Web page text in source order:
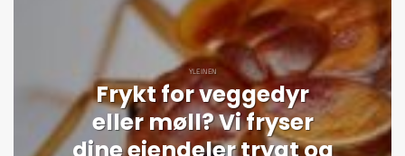
YLEINEN
Frykt for veggedyr
eller møll? Vi fryser